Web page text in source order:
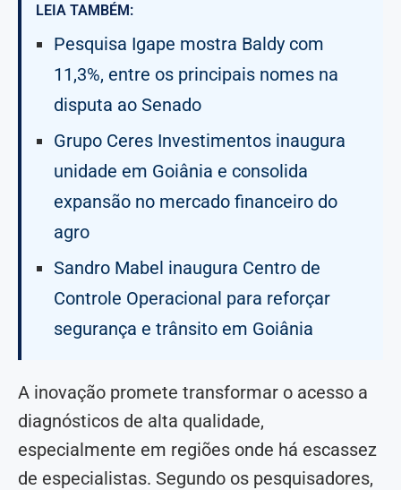
LEIA TAMBÉM:
Pesquisa Igape mostra Baldy com
11,3%, entre os principais nomes na
disputa ao Senado
Grupo Ceres Investimentos inaugura
unidade em Goiânia e consolida
expansão no mercado financeiro do
agro
Sandro Mabel inaugura Centro de
Controle Operacional para reforçar
segurança e trânsito em Goiânia
A inovação promete transformar o acesso a
diagnósticos de alta qualidade,
especialmente em regiões onde há escassez
de especialistas. Segundo os pesquisadores,